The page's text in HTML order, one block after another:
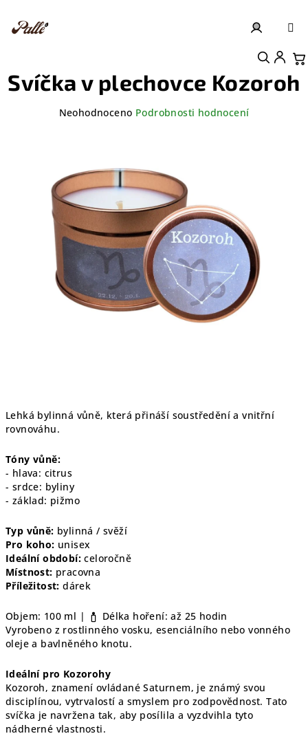
obsah
Přihlášení
Lehká bylinná vůně, která přináší soustředění a vnitřní
rovnováhu.
Tóny vůně:
- hlava: citrus
- srdce: byliny
- základ: pižmo
Typ vůně: bylinná / svěží
Pro koho: unisex
Ideální období: celoročně
Místnost: pracovna
Příležitost: dárek
Objem: 100 ml |
Délka hoření: až 25 hodin
Vyrobeno z rostlinného vosku, esenciálního nebo vonného
oleje a bavlněného knotu.
Ideální pro Kozorohy
Kozoroh, znamení ovládané Saturnem, je známý svou
disciplínou, vytrvalostí a smyslem pro zodpovědnost. Tato
svíčka je navržena tak, aby posílila a vyzdvihla tyto
nádherné vlastnosti.
Svíčka v plechovce Kozoroh
hvězdiček.
Neohodnoceno Podrobnosti hodnocení